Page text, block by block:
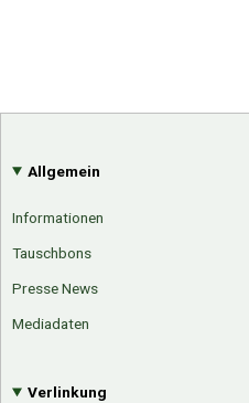
Allgemein
Informationen
Tauschbons
Presse News
Mediadaten
Verlinkung